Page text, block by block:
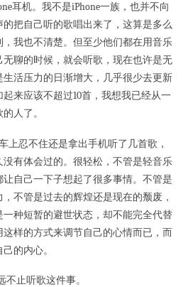
耳机。我不是iPhone一族，也并不向
把自己听的歌唱出来了，这算是多么
我也不清楚。但至少他们都在用音乐
聊的时候，就会听歌，现在也许是无
活压力的日渐增大，几乎很少去更新
来应该不超过10首，我想我已经从一
人了。
忍不住还是拿出手机听了几首歌，
有体会过的。很轻松，不管是轻音乐
自己一下子想起了很多事情。不管是
不管是过去的辉煌还是现在的颓废，
种短暂的避世状态，却不能完全代替
样的方式来调节自己的心情而已，而
的内心。
止听歌这件事。